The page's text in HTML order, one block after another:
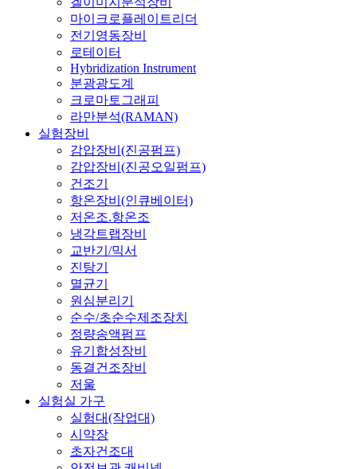
마이크로플레이트리더
전기영동장비
로테이터
Hybridization Instrument
분광광도계
크로마토그래피
라만분석(RAMAN)
실험장비
감압장비(진공펌프)
감압장비(진공오일펌프)
건조기
항온장비(인큐베이터)
저온조.항온조
냉각트랩장비
교반기/믹서
진탕기
멸균기
원심분리기
순수/초순수제조장치
정량송액펌프
유기합성장비
동결건조장비
저울
실험실 가구
실험대(작업대)
시약장
초자건조대